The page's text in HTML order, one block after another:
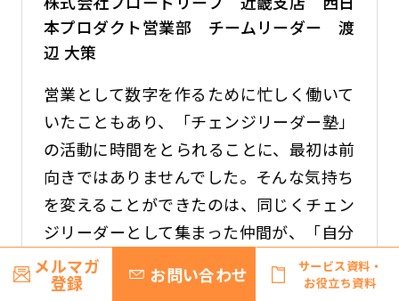
本プロダクト営業部 チームリーダー 渡
辺 大策
営業として数字を作るために忙しく働いて
いたこともあり、「チェンジリーダー塾」
の活動に時間をとられることに、最初は前
向きではありませんでした。そんな気持ち
を変えることができたのは、同じくチェン
ジリーダーとして集まった仲間が、「自分
たちから変わっていこう」という強い意志
をもっていることを知ったから。「社内に
メルマガ
登録 お問い合わせ
サービス資料・
お役立ち資料